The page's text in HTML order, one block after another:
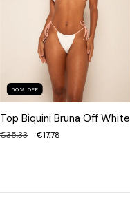
50 % OFF
Top Biquini Bruna Off White
€35,33 €17,78